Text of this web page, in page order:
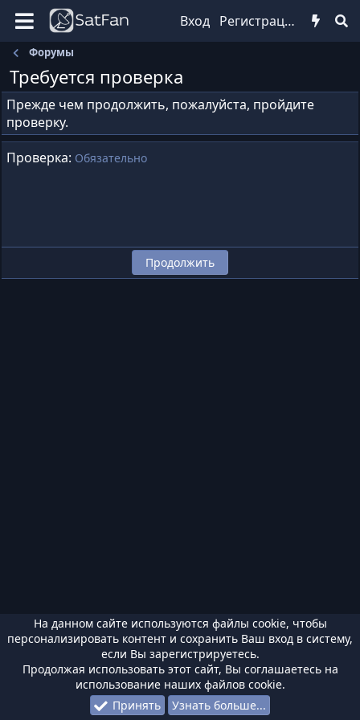
Вход Регистрация
Форумы
Требуется проверка
Прежде чем продолжить, пожалуйста, пройдите
проверку.
Проверка Обязательно
Продолжить
На данном сайте используются файлы cookie, чтобы
персонализировать контент и сохранить Ваш вход в систему,
если Вы зарегистрируетесь.
Продолжая использовать этот сайт, Вы соглашаетесь на
использование наших файлов cookie.
Принять
Узнать больше...